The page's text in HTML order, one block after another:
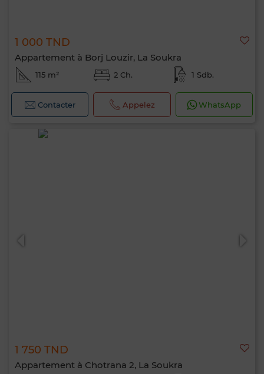
1 000 TND
Appartement à Borj Louzir, La Soukra
115 m² 2 Ch. 1 Sdb.
Contacter Appelez WhatsApp
1 750 TND
Appartement à Chotrana 2, La Soukra